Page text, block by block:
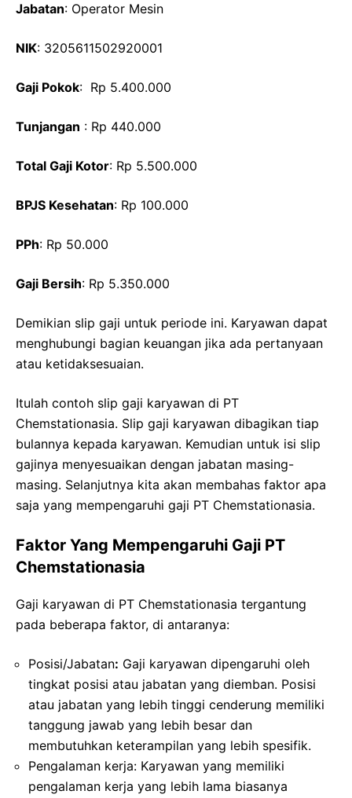
Jabatan: Operator Mesin
NIK: 3205611502920001
Gaji Pokok: Rp 5.400.000
Tunjangan : Rp 440.000
Total Gaji Kotor: Rp 5.500.000
BPJS Kesehatan: Rp 100.000
PPh: Rp 50.000
Gaji Bersih: Rp 5.350.000
Demikian slip gaji untuk periode ini. Karyawan dapat
menghubungi bagian keuangan jika ada pertanyaan
atau ketidaksesuaian.
Itulah contoh slip gaji karyawan di PT
Chemstationasia. Slip gaji karyawan dibagikan tiap
bulannya kepada karyawan. Kemudian untuk isi slip
gajinya menyesuaikan dengan jabatan masing-
masing. Selanjutnya kita akan membahas faktor apa
saja yang mempengaruhi gaji PT Chemstationasia.
Faktor Yang Mempengaruhi Gaji PT
Chemstationasia
Gaji karyawan di PT Chemstationasia tergantung
pada beberapa faktor, di antaranya:
Posisi/Jabatan: Gaji karyawan dipengaruhi oleh
tingkat posisi atau jabatan yang diemban. Posisi
atau jabatan yang lebih tinggi cenderung memiliki
tanggung jawab yang lebih besar dan
membutuhkan keterampilan yang lebih spesifik.
Pengalaman kerja: Karyawan yang memiliki
pengalaman kerja yang lebih lama biasanya